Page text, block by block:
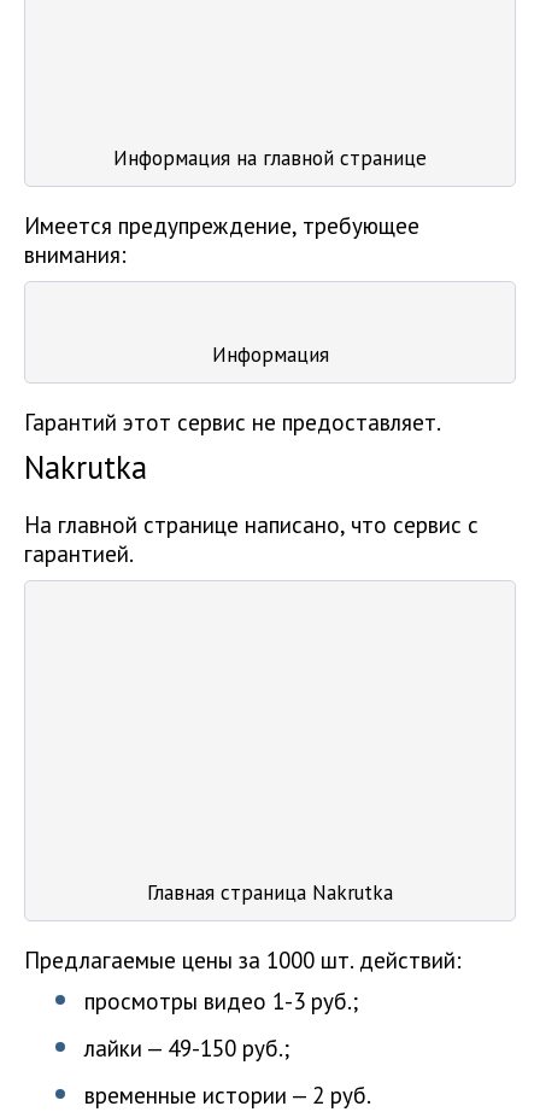
Информация на главной странице
Имеется предупреждение, требующее
внимания:
Информация
Гарантий этот сервис не предоставляет.
Nakrutka
На главной странице написано, что сервис с
гарантией.
Главная страница Nakrutka
Предлагаемые цены за 1000 шт. действий:
просмотры видео 1-3 руб.;
лайки — 49-150 руб.;
временные истории — 2 руб.